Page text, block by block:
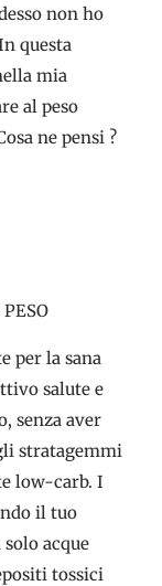
non ho
questa
mia
al peso
ne pensi ?
per la sana
salute e
senza aver
stratagemmi
low-carb. I
il tuo
acque
tossici